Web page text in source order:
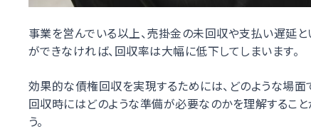
事業を営んでいる以上、売掛金の未回収や支払い遅延
ができなければ、回収率は大幅に低下してしまいます。
効果的な債権回収を実現するためには、どのような場
回収時にはどのような準備が必要なのかを理解するこ
う。